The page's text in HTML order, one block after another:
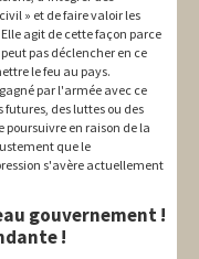
» et de faire valoir les
agit de cette façon parce
pas déclencher en ce
le feu au pays.
par l'armée avec ce
futures, des luttes ou des
en raison de la
que le
s'avère actuellement
gouvernement !
!